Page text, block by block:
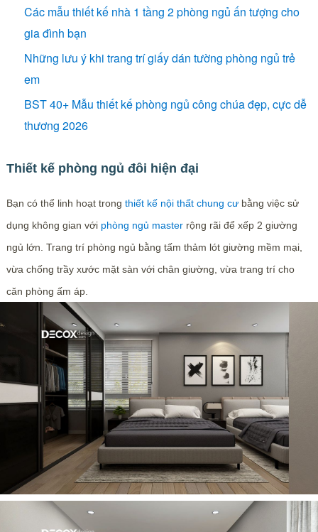
Các mẫu thiết kế nhà 1 tầng 2 phòng ngủ ấn tượng cho
gia đình bạn
Những lưu ý khi trang trí giấy dán tường phòng ngủ trẻ
em
BST 40+ Mẫu thiết kế phòng ngủ công chúa đẹp, cực dễ
thương 2026
Thiết kế phòng ngủ đôi hiện đại
Bạn có thể linh hoạt trong thiết kế nội thất chung cưbằng việc sử
dụng không gian với phòng ngủ masterrộng rãi để xếp 2 giường
ngủ lớn. Trang trí phòng ngủ bằng tấm thảm lót giường mềm mại,
vừa chống trầy xước mặt sàn với chân giường, vừa trang trí cho
căn phòng ấm áp.